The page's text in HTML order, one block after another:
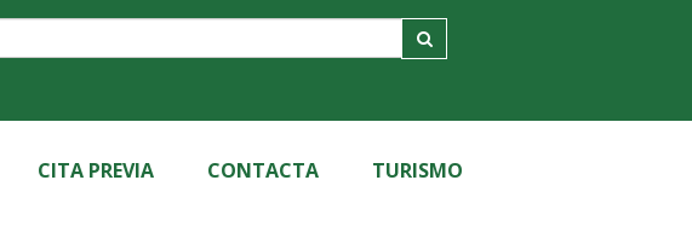
CITA PREVIA CONTACTA TURISMO